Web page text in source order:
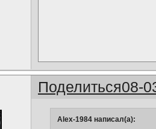
Поделиться08-
Alex-1984 написал(а):